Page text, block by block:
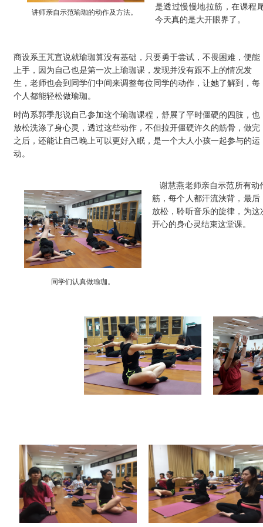
讲师亲自示范瑜珈的动作及方法。
是透过慢慢地拉筋，在课程
今天真的是大开眼界了。
商设系王芃宣说就瑜珈算没有基础，只要勇于尝试，不畏困难，便能
上手，因为自己也是第一次上瑜珈课，发现并没有跟不上的情况发
生，老师也会到同学们中间来调整每位同学的动作，让她了解到，每
个人都能轻松做瑜珈。
时尚系郭季彤说自己参加这个瑜珈课程，舒展了平时僵硬的四肢，也
放松洗涤了身心灵，透过这些动作，不但拉开僵硬许久的筋骨，做完
之后，还能让自己晚上可以更好入眠，是一个大人小孩一起参与的运
动。
同学们认真做瑜珈。
谢慧燕老师亲自示范所有动
筋，每个人都汗流浃背，最
放松，聆听音乐的旋律，为
开心的身心灵结束这堂课。